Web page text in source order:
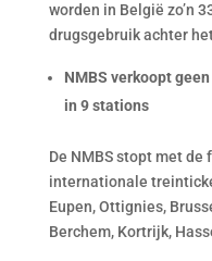
worden in België zo’n
drugsgebruik achter
NMBS verkoopt
in 9 stations
De NMBS stopt met de
internationale
Eupen, Ottignies,
Berchem, Kortrijk,